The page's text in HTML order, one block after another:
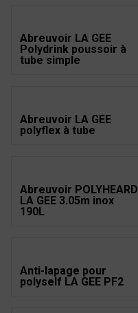
Abreuvoir LA GEE
Polydrink poussoir à
tube simple
Abreuvoir LA GEE
polyflex à tube
Abreuvoir POLYHEARD
LA GEE 3.05m inox
190L
Anti-lapage pour
polyself LA GEE PF2